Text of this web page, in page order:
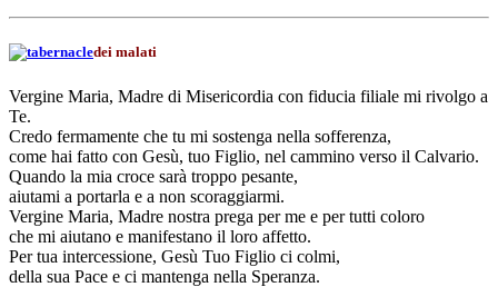
dei malati
Vergine Maria, Madre di Misericordia con fiducia filiale mi rivolgo a
Te.
Credo fermamente che tu mi sostenga nella sofferenza,
come hai fatto con Gesù, tuo Figlio, nel cammino verso il Calvario.
Quando la mia croce sarà troppo pesante,
aiutami a portarla e a non scoraggiarmi.
Vergine Maria, Madre nostra prega per me e per tutti coloro
che mi aiutano e manifestano il loro affetto.
Per tua intercessione, Gesù Tuo Figlio ci colmi,
della sua Pace e ci mantenga nella Speranza.